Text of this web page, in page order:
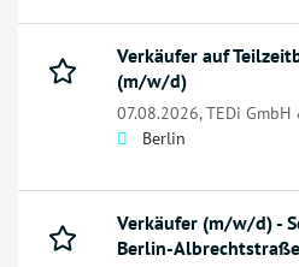
Verkäufer auf
(m/w/d)
07.08.2026,TEDi GmbH
Berlin
Verkäufer (m/w/d) -
Berlin-Albrechtstraße